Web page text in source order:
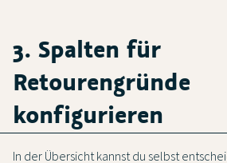
3. Spalten für
Retourengründe
konfigurieren
In der Übersicht kannst du selbst